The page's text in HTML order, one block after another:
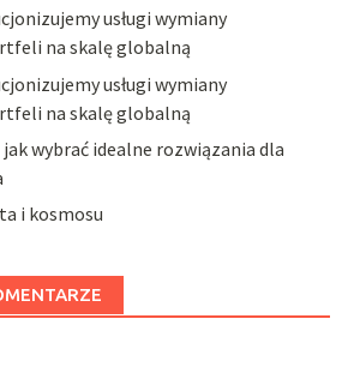
usługi wymiany
na skalę globalną
usługi wymiany
na skalę globalną
wybrać idealne rozwiązania dla
i kosmosu